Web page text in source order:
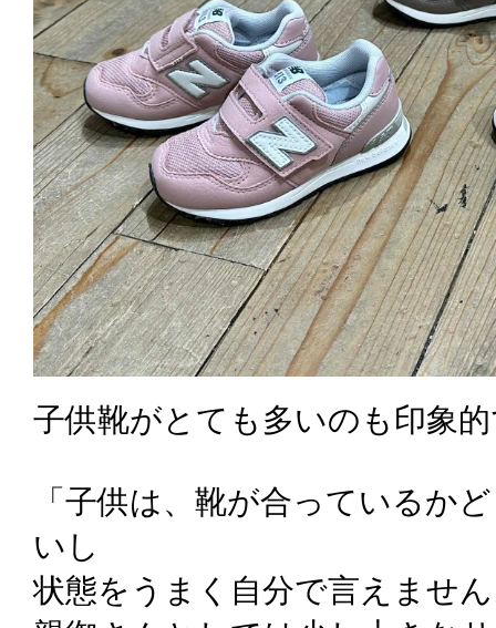
子供靴がとても多いのも印象
「子供は、靴が合っているか
いし
状態をうまく自分で言えませ